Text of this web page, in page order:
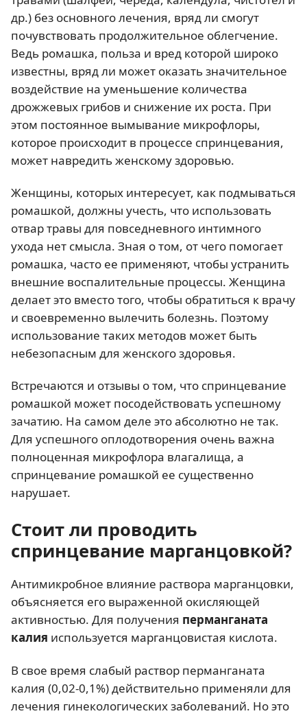
др.) без основного лечения, вряд ли смогут
почувствовать продолжительное облегчение.
Ведь ромашка, польза и вред которой широко
известны, вряд ли может оказать значительное
воздействие на уменьшение количества
дрожжевых грибов и снижение их роста. При
этом постоянное вымывание микрофлоры,
которое происходит в процессе спринцевания,
может навредить женскому здоровью.
Женщины, которых интересует, как подмываться
ромашкой, должны учесть, что использовать
отвар травы для повседневного интимного
ухода нет смысла. Зная о том, от чего помогает
ромашка, часто ее применяют, чтобы устранить
внешние воспалительные процессы. Женщина
делает это вместо того, чтобы обратиться к врачу
и своевременно вылечить болезнь. Поэтому
использование таких методов может быть
небезопасным для женского здоровья.
Встречаются и отзывы о том, что спринцевание
ромашкой может посодействовать успешному
зачатию. На самом деле это абсолютно не так.
Для успешного оплодотворения очень важна
полноценная микрофлора влагалища, а
спринцевание ромашкой ее существенно
нарушает.
Стоит ли проводить
спринцевание марганцовкой?
Антимикробное влияние раствора марганцовки,
объясняется его выраженной окисляющей
активностью. Для получения перманганата
калия используется марганцовистая кислота.
В свое время слабый раствор перманганата
калия (0,02-0,1%) действительно применяли для
лечения гинекологических заболеваний. Но это